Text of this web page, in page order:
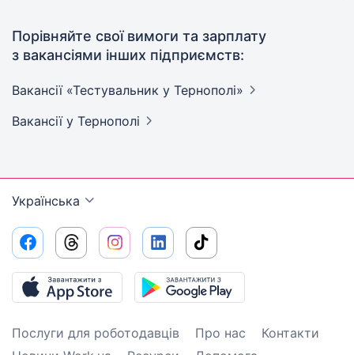
Порівняйте свої вимоги та зарплату
з вакансіями інших підприємств:
Вакансії «Тестувальник у Тернополі»
Вакансії у Тернополі
Українська
Послуги для роботодавців Про нас
Контакти